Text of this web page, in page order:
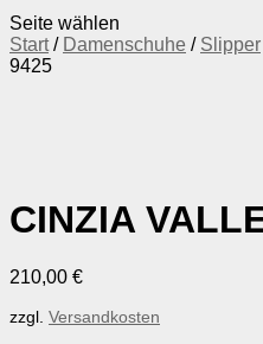
Seite wählen
Start/ Damenschuhe / Slipper
9425
CINZIA
210,00 €
zzgl. Versandkosten